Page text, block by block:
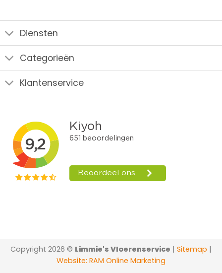
Diensten
Categorieën
Klantenservice
Copyright 2026 © Limmie's Vloerenservice | Sitemap |
Website: RAM Online Marketing